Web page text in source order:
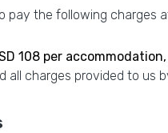
pay the following charges
108 per
all charges provided to us